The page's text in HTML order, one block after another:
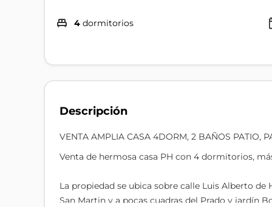
4 dormitorios
Descripción
VENTA AMPLIA CASA 4DORM, 2 BAÑOS PATIO,
Venta de hermosa casa PH con 4 dormitorios,
La propiedad se ubica sobre calle Luis Alberto
San Martin y a pocas cuadras del Prado y jardín